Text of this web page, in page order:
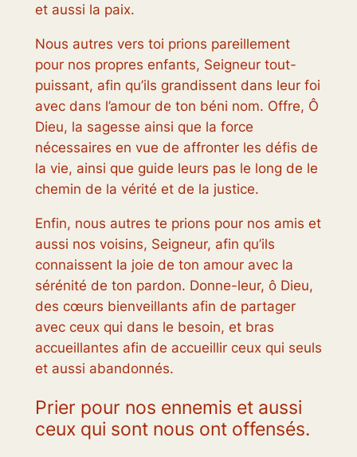
et aussi la paix.
Nous autres vers toi prions pareillement
pour nos propres enfants, Seigneur tout-
puissant, afin qu’ils grandissent dans leur foi
avec dans l’amour de ton béni nom. Offre, Ô
Dieu, la sagesse ainsi que la force
nécessaires en vue de affronter les défis de
la vie, ainsi que guide leurs pas le long de le
chemin de la vérité et de la justice.
Enfin, nous autres te prions pour nos amis et
aussi nos voisins, Seigneur, afin qu’ils
connaissent la joie de ton amour avec la
sérénité de ton pardon. Donne-leur, ô Dieu,
des cœurs bienveillants afin de partager
avec ceux qui dans le besoin, et bras
accueillantes afin de accueillir ceux qui seuls
et aussi abandonnés.
Prier pour nos ennemis et aussi
ceux qui sont nous ont offensés.